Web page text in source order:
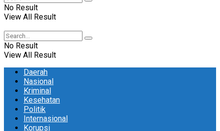
No Result
View All Result
No Result
View All Result
Daerah
Nasional
Kriminal
Kesehatan
Politik
Internasional
Korupsi